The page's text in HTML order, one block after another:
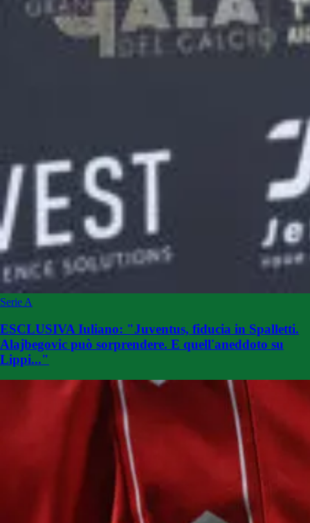
Serie A
ESCLUSIVA Iuliano: "Juventus, fiducia in Spalletti.
Alajbegovic può sorprendere. E quell'aneddoto su
Lippi..."